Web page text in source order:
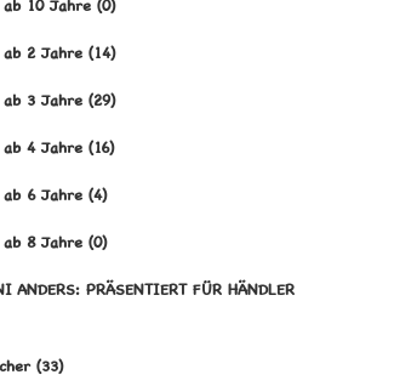
ab 2 Jahre (14)
ab 3 Jahre (29)
ab 4 Jahre (16)
ab 6 Jahre (4)
ab 8 Jahre (0)
ANDERS: PRÄSENTIERT FÜR HÄNDLER
(33)